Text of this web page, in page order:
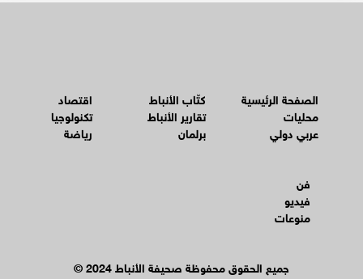
الصفحة الرئيسية
محليات
عربي دولي
كتّاب الأنباط
تقارير الأنباط
برلمان
اقتصاد
تكنولوجيا
رياضة
فن
فيديو
منوعات
© جميع الحقوق محفوظة صحيفة الأنباط 2024